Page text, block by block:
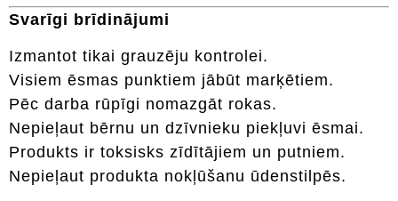
Svarīgi brīdinājumi
Izmantot tikai grauzēju kontrolei.
Visiem ēsmas punktiem jābūt marķētiem.
Pēc darba rūpīgi nomazgāt rokas.
Nepieļaut bērnu un dzīvnieku piekļuvi ēsmai.
Produkts ir toksisks zīdītājiem un putniem.
Nepieļaut produkta nokļūšanu ūdenstilpēs.